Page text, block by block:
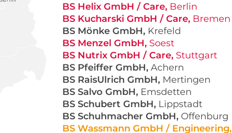
BS Helix GmbH / Care, Berlin
BS Kucharski GmbH / Care, Bremen
BS Mönke GmbH, Krefeld
BS Menzel GmbH, Soest
BS Nutrix GmbH / Care, Stuttgart
BS Pfeiffer GmbH, Achern
BS RaisUlrich GmbH, Mertingen
BS Salvo GmbH, Emsdetten
BS Schubert GmbH, Lippstadt
BS Schuhmacher GmbH, Offenburg
BS Wassmann GmbH / Engineering,